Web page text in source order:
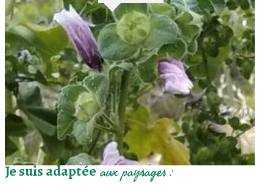
Je suis adaptéeaux paysages :